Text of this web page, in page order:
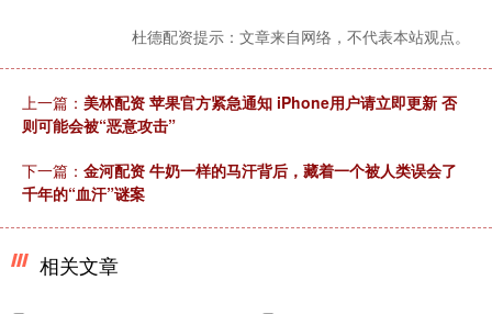
杜德配资提示：文章来自网络，不代表本站观点。
上一篇： 美林配资 苹果官方紧急通知 iPhone用户请立即更新 否
则可能会被“恶意攻击”
下一篇： 金河配资 牛奶一样的马汗背后，藏着一个被人类误会了
千年的“血汗”谜案
相关文章